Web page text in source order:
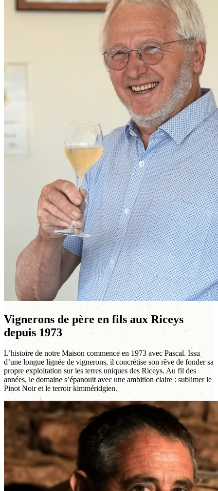
Vignerons de père en fils aux Riceys
depuis 1973
L’histoire de notre Maison commence en 1973 avec Pascal. Issu
d’une longue lignée de vignerons, il concrétise son rêve de fonder sa
propre exploitation sur les terres uniques des Riceys. Au fil des
années, le domaine s’épanouit avec une ambition claire : sublimer le
Pinot Noir et le terroir kimméridgien.